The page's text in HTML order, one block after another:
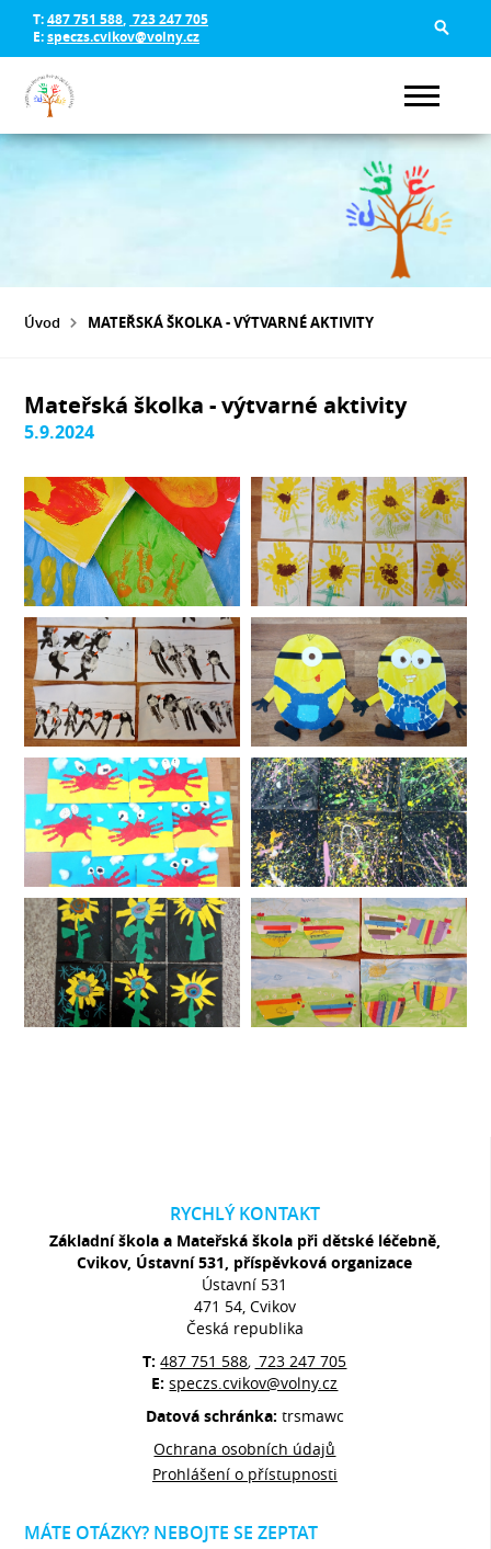
T:487 751 588, 723 247 705
E:speczs.cvikov@volny.cz
Úvod MATEŘSKÁ ŠKOLKA - VÝTVARNÉ AKTIVITY
Mateřská školka - výtvarné aktivity
5.9.2024
RYCHLÝ KONTAKT
Základní škola a Mateřská škola při dětské léčebně,
Cvikov, Ústavní 531, příspěvková organizace
Ústavní 531
471 54, Cvikov
Česká republika
T:487 751 588, 723 247 705
E:speczs.cvikov@volny.cz
Datová schránka: trsmawc
Ochrana osobních údajů
Prohlášení o přístupnosti
MÁTE OTÁZKY? NEBOJTE SE ZEPTAT